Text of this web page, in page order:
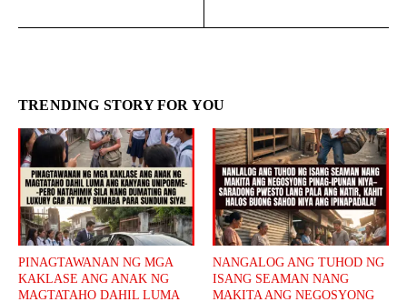
TRENDING STORY FOR YOU
PINAGTAWANAN NG MGA
KAKLASE ANG ANAK NG
MAGTATAHO DAHIL LUMA
NANGALOG ANG TUHOD NG
ISANG SEAMAN NANG
MAKITA ANG NEGOSYONG